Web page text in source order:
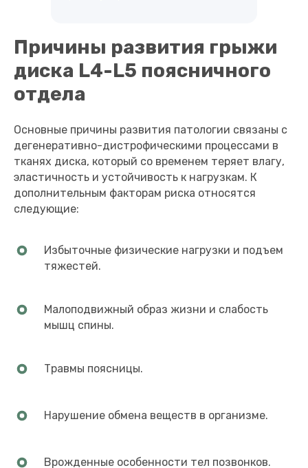
Причины развития грыжи
диска L4-L5 поясничного
отдела
Основные причины развития патологии связаны с
дегенеративно-дистрофическими процессами в
тканях диска, который со временем теряет влагу,
эластичность и устойчивость к нагрузкам. К
дополнительным факторам риска относятся
следующие:
Избыточные физические нагрузки и подъем
тяжестей.
Малоподвижный образ жизни и слабость
мышц спины.
Травмы поясницы.
Нарушение обмена веществ в организме.
Врожденные особенности тел позвонков.